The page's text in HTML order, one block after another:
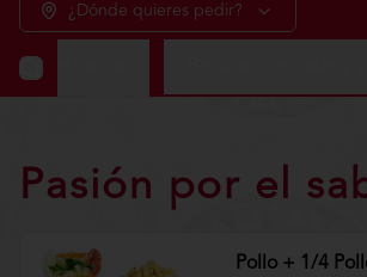
¿Dónde quieres pedir?
de locura
Pasión por el
Pollo + 1/4